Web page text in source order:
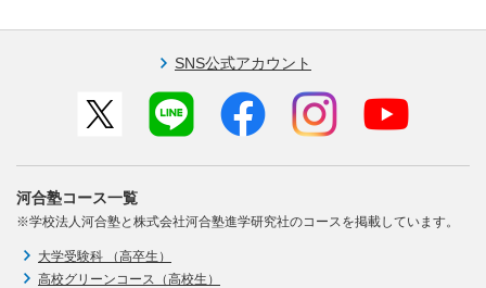
SNS公式アカウント
河合塾コース一覧
※学校法人河合塾と株式会社河合塾進学研究社のコースを掲載しています。
大学受験科 （高卒生）
高校グリーンコース（高校生）